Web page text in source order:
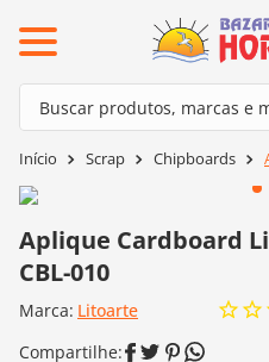
Buscar produtos, marcas e
Scrap Chipboards
Aplique Cardboard
CBL-010
Marca: Litoarte
Termos mais buscados
3º agulha crochê
4º kit amigurumi
5º lã cisne
mais buscados
barroco
mollet
agulha crochê
kit amigurumi
lã cisne